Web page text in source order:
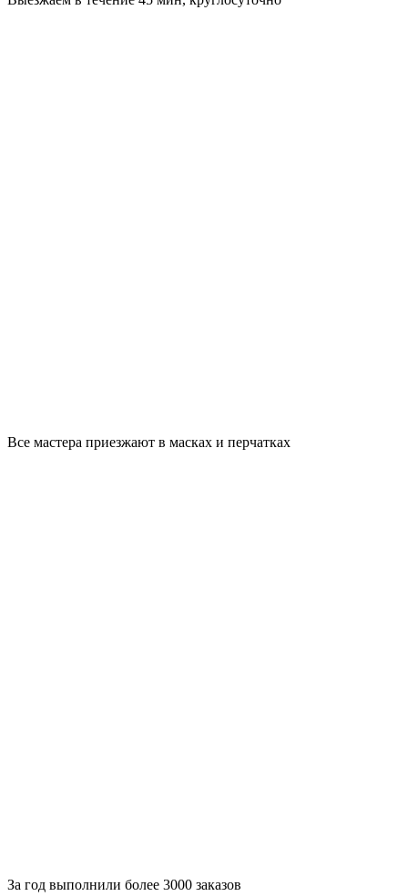
Все мастера приезжают в масках и перчатках
За год выполнили более 3000 заказов